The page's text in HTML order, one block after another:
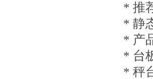
* 推
* 静
* 产
* 台
* 秤